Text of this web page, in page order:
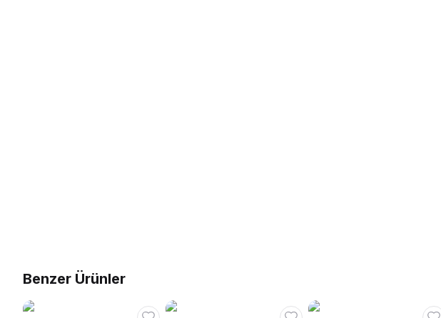
Benzer Ürünler